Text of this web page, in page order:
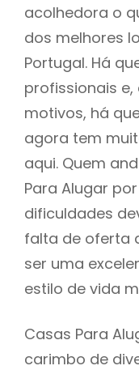
acolhedora o
dos melhores
Portugal. Há
profissionais
motivos, há
agora tem
aqui. Quem
Para Alugar
dificuldades
falta de oferta
ser uma
estilo de vida
Casas Para
carimbo de